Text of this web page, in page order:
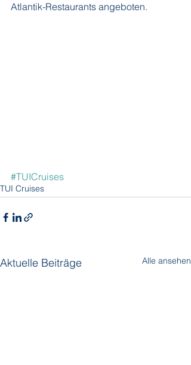
Atlantik-Restaurants angeboten.
#TUICruises
TUI Cruises
Aktuelle Beiträge Alle ansehen